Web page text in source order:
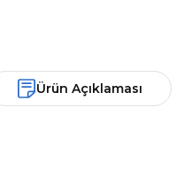
Ürün Açıklaması